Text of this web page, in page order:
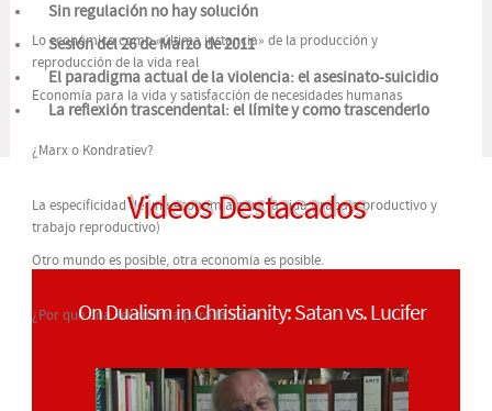
Lo económico como «última instancia» de la producción y
reproducción de la vida real
Economía para la vida y satisfacción de necesidades humanas
¿Marx o Kondratiev?
La especificidad de una economía para la vida (trabajo productivo y
trabajo reproductivo)
Otro mundo es posible, otra economía es posible.
¿Por qué una «economía para la vida»?
Sin regulación no hay solución
Sesión del 26 de Marzo de 2011
El paradigma actual de la violencia: el asesinato-suicidio
La reflexión trascendental: el límite y como trascenderlo
Videos Destacados
On Dualism in Christianity: Satan vs. Lucifer